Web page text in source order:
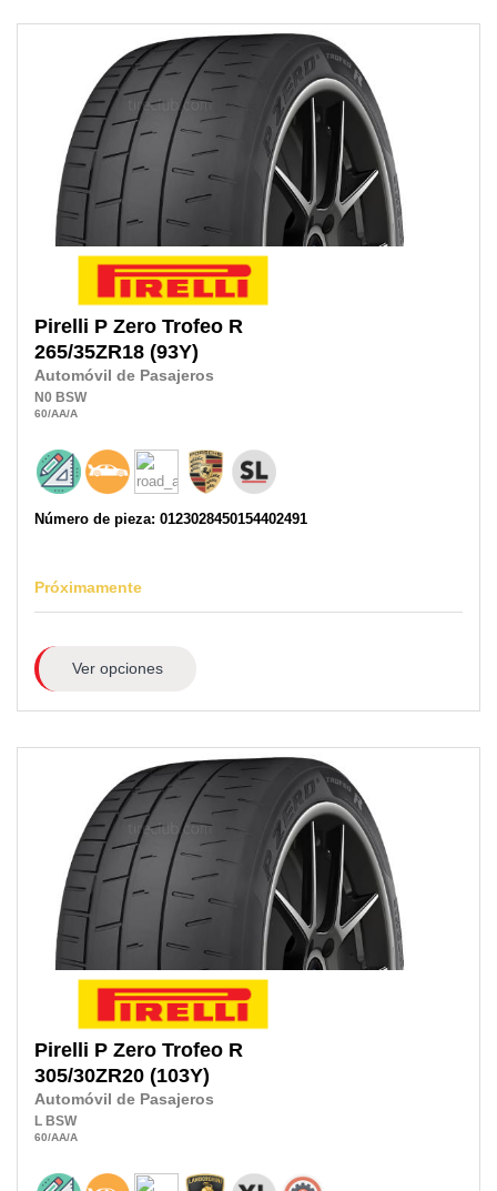
Pirelli P Zero Trofeo R
265/35ZR18 (93Y)
Automóvil de Pasajeros
N0 BSW
60/AA/A
Número de pieza: 0123028450154402491
Próximamente
Ver opciones
Pirelli P Zero Trofeo R
305/30ZR20 (103Y)
Automóvil de Pasajeros
L BSW
60/AA/A